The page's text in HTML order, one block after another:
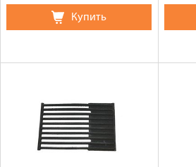
Купить